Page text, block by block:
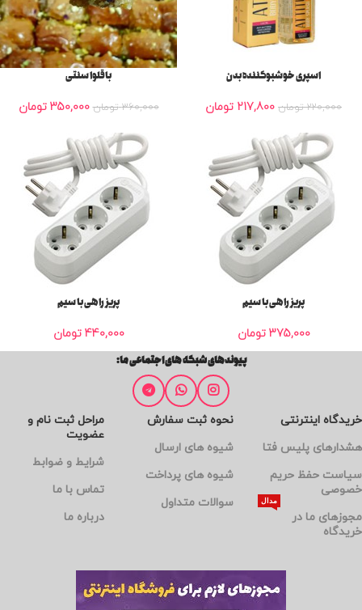
اسپری خوشبوکننده بدن
220,000 تومان 217,800 تومان
باقلوا سنتی
360,000 تومان 350,000 تومان
پریز راهی با سیم
375,000 تومان
پریز راهی با سیم
440,000 تومان
پیوندهای شبکه های اجتماعی ما:
مراحل ثبت نام و
عضویت
شرایط و ضوابط
تماس با ما
درباره ما
نحوه ثبت سفارش
شیوه های ارسال
شیوه های پرداخت
سوالات متداول
خریدگاه اینترنتی
هشدارهای پلیس فتا
سیاست حفظ حریم
خصوصی
مجوزهای ما در
خریدگاه
مدال